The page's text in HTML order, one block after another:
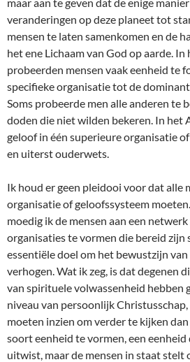
veranderingen op deze planeet tot
mensen te laten samenkomen en de
het ene Lichaam van God op aarde.
probeerden mensen vaak eenheid te
specifieke organisatie tot de
Soms probeerde men alle anderen te
doden die niet wilden bekeren. In het
geloof in één superieure organisatie
en uiterst ouderwets.
Ik houd er geen pleidooi voor dat alle
organisatie of geloofssysteem
moedig ik de mensen aan een
organisaties te vormen die bereid zijn
essentiële doel om het bewustzijn
verhogen. Wat ik zeg, is dat degenen
van spirituele volwassenheid hebben
niveau van persoonlijk
moeten inzien om verder te kijken
soort eenheid te vormen, een
uitwist, maar de mensen in staat stelt